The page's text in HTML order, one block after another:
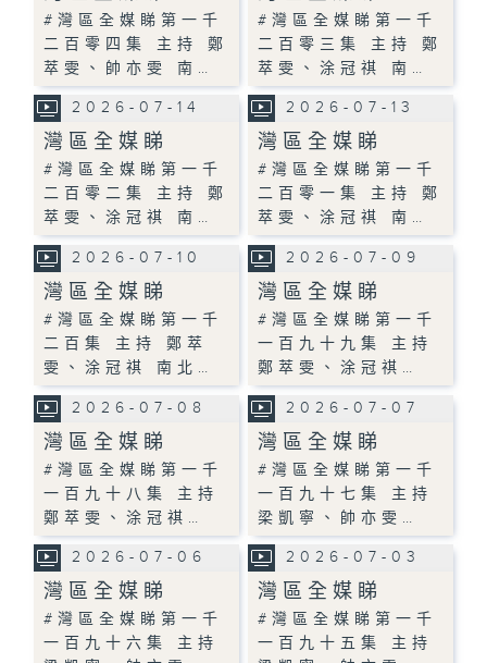
#灣區全媒睇第一千
二百零四集 主持 鄭
萃雯、帥亦雯 南…
#灣區全媒睇第一千
二百零三集 主持 鄭
萃雯、涂冠祺 南…
2026-07-14
灣區全媒睇
#灣區全媒睇第一千
二百零二集 主持 鄭
萃雯、涂冠祺 南…
2026-07-13
灣區全媒睇
#灣區全媒睇第一千
二百零一集 主持 鄭
萃雯、涂冠祺 南…
2026-07-10
灣區全媒睇
#灣區全媒睇第一千
二百集 主持 鄭萃
雯、涂冠祺 南北…
2026-07-09
灣區全媒睇
#灣區全媒睇第一千
一百九十九集 主持
鄭萃雯、涂冠祺…
2026-07-08
灣區全媒睇
#灣區全媒睇第一千
一百九十八集 主持
鄭萃雯、涂冠祺…
2026-07-07
灣區全媒睇
#灣區全媒睇第一千
一百九十七集 主持
梁凱寧、帥亦雯…
2026-07-06
灣區全媒睇
#灣區全媒睇第一千
一百九十六集 主持
2026-07-03
灣區全媒睇
#灣區全媒睇第一千
一百九十五集 主持